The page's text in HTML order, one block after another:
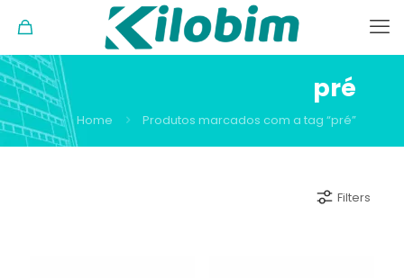
pré
Home Produtos marcados com a tag “pré”
Filters